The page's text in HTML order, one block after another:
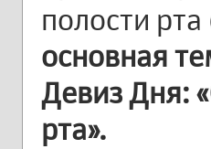
полости
основная
Девиз Дня:
рта».